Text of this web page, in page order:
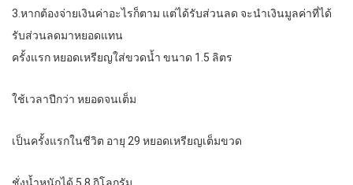
3.หากต้องจ่ายเงินค่าอะไรก็ตาม แต่ได้รับส่วนลด จะนำเงินมูลค่าที่ได้
รับส่วนลดมาหยอดแทน
ครั้งแรก หยอดเหรียญใส่ขวดน้ำ ขนาด 1.5 ลิตร
ใช้เวลาปีกว่า หยอดจนเต็ม
เป็นครั้งแรกในชีวิต อายุ 29 หยอดเหรียญเต็มขวด